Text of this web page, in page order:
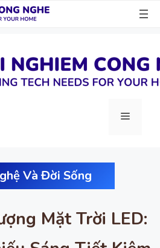
Menu
Và Đời Sống
Mặt Trời LED: